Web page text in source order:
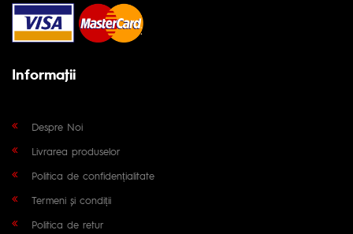
Informaţii
Despre Noi
Livrarea produselor
Politica de confidențialitate
Termeni și condiții
Politica de retur